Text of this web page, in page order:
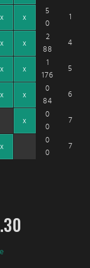
x x
5
0
1
x x
2
88
4
x x
1
176
5
x x
0
84
6
x
0
0
7
x
0
0
7